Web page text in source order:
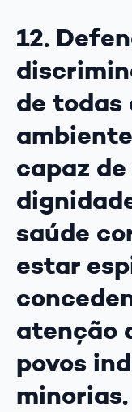
12.
de todas
capaz
saúde
estar
atenção
povos
minorias.